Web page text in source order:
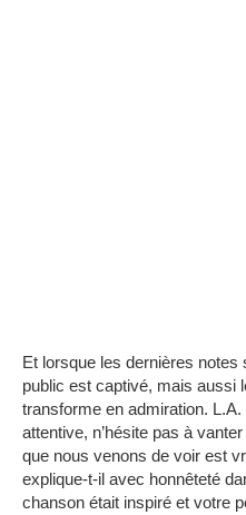
Et lorsque les dernières notes
public est captivé, mais aussi
transforme en admiration. L.A.
attentive, n’hésite pas à
que nous venons de voir est
explique-t-il avec honnêteté
chanson était inspiré et votre